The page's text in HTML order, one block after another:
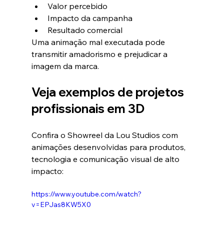
Valor percebido
Impacto da campanha
Resultado comercial
Uma animação mal executada pode
transmitir amadorismo e prejudicar a
imagem da marca.
Veja exemplos de projetos
profissionais em 3D
Confira o Showreel da Lou Studios com
animações desenvolvidas para produtos,
tecnologia e comunicação visual de alto
impacto:
https://www.youtube.com/watch?
v=EPJas8KW5X0